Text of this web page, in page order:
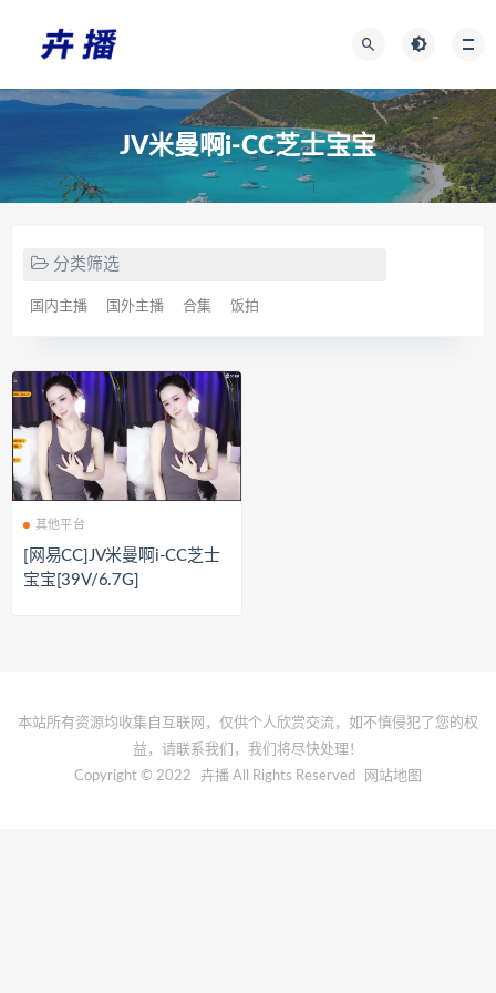
JV米曼啊i-CC芝士宝宝
分类筛选
国内主播 国外主播 合集 饭拍
其他平台
[网易CC]JV米曼啊i-CC芝士
宝宝[39V/6.7G]
本站所有资源均收集自互联网，仅供个人欣赏交流，如不慎侵犯了您的权
益，请联系我们，我们将尽快处理！
Copyright © 2022
卉播 All Rights Reserved 网站地图